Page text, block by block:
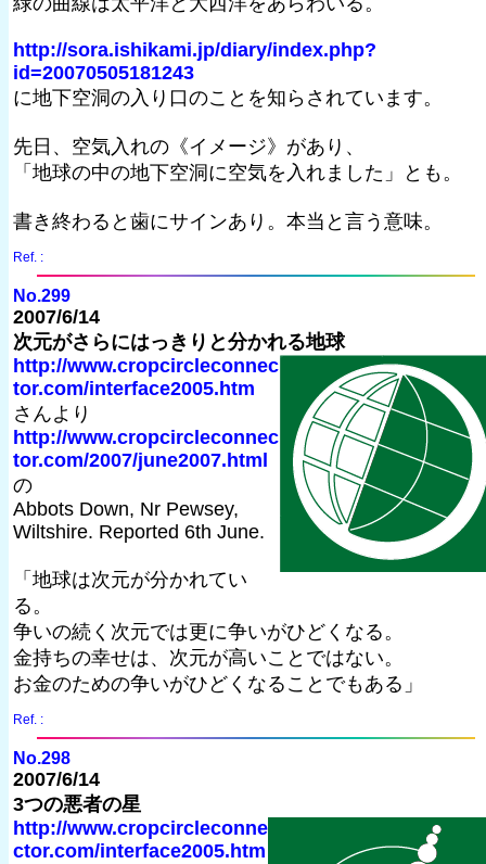
http://sora.ishikami.jp/diary/index.php?
id=20070505181243
に地下空洞の入り口のことを知らされています。
先日、空気入れの《イメージ》があり、
「地球の中の地下空洞に空気を入れました」とも。
書き終わると歯にサインあり。本当と言う意味。
Ref. :
No.299
2007/6/14
次元がさらにはっきりと分かれる地球
http://www.cropcircleconnec
tor.com/interface2005.htm
さんより
http://www.cropcircleconnec
tor.com/2007/june2007.html
の
Abbots Down, Nr Pewsey,
Wiltshire. Reported 6th June.
「地球は次元が分かれてい
る。
争いの続く次元では更に争いがひどくなる。
金持ちの幸せは、次元が高いことではない。
お金のための争いがひどくなることでもある」
Ref. :
No.298
2007/6/14
3つの悪者の星
http://www.cropcircleconne
ctor.com/interface2005.htm